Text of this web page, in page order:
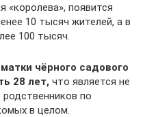
«королева», появится
10 тысяч жителей, а в
100 тысяч.
чёрного садового
28 лет, что является не
по
в целом.